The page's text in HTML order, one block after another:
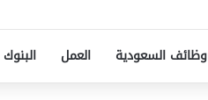
وظائف السعودية العمل البنوك